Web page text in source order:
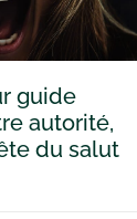
guide
autorité,
du salut